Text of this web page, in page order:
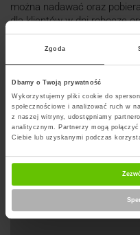
Zgoda
Dbamy o Twoją prywatność
Wykorzystujemy pliki cookie do
społecznościowe i analizować ruch w
z naszej witryny, udostępniamy
analitycznym. Partnerzy mogą
Ciebie lub uzyskanymi podczas
można nadawać oraz
dla klientów w dni robocze
jest poszerzany o nowe
Wyznacz trase na mapie